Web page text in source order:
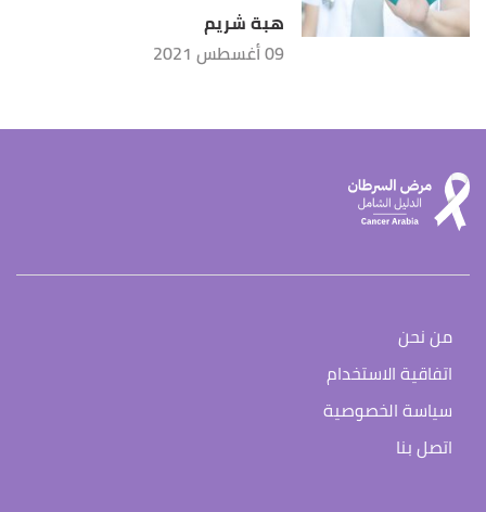
هبة شريم
09 أغسطس 2021
من نحن
اتفاقية الاستخدام
سياسة الخصوصية
اتصل بنا